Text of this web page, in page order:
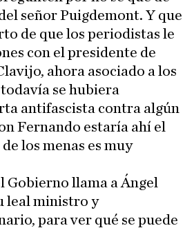
señor Puigdemont. Y que
de que los periodistas le
con el presidente de
ahora asociado a los
se hubiera
antifascista contra algún
Fernando estaría ahí el
los menas es muy
Gobierno llama a Ángel
leal ministro y
para ver qué se puede